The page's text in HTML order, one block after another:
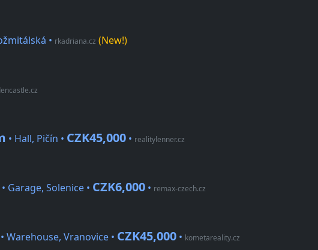
• rkadriana.cz (New!)
• Hall, Pičín • CZK45,000 • realitylenner.cz
• Garage, Solenice • CZK6,000 • remax-czech.cz
• Warehouse, Vranovice • CZK45,000 • kometareality.cz